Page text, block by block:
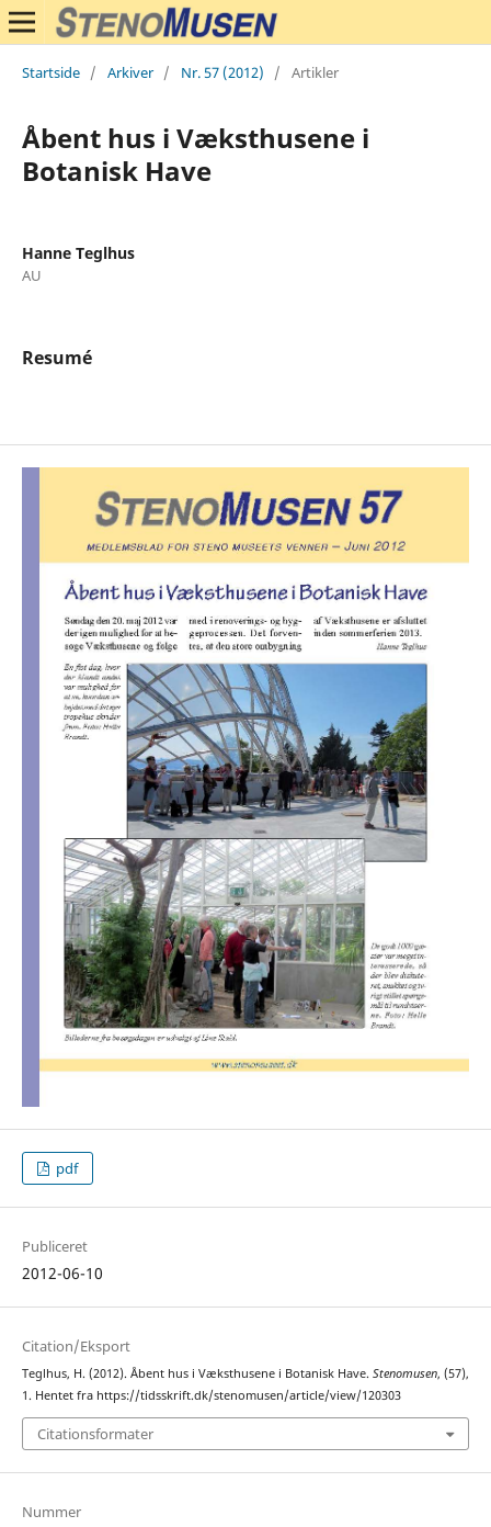
Startside / Arkiver / Nr. 57 (2012) / Artikler
Åbent hus i Væksthusene i
Botanisk Have
Hanne Teglhus
AU
Resumé
pdf
Publiceret
2012-06-10
Citation/Eksport
Teglhus, H. (2012). Åbent hus i Væksthusene i Botanisk Have. Stenomusen, (57),
1. Hentet fra https://tidsskrift.dk/stenomusen/article/view/120303
Citationsformater
Nummer